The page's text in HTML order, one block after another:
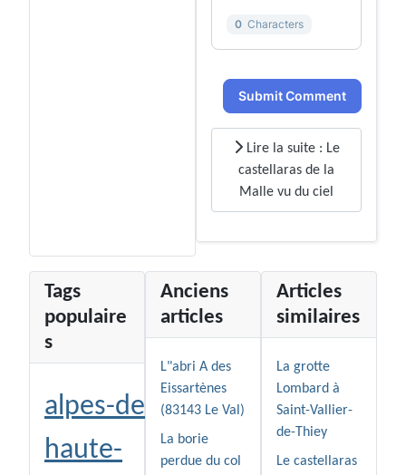
0 Characters
Submit Comment
Lire la suite : Le
castellaras de la
Malle vu du ciel
Tags
populaire
s
alpes-de-
haute-
Anciens
articles
L"abri A des
Eissartènes
(83143 Le Val)
La borie
perdue du col
Articles
similaires
La grotte
Lombard à
Saint-Vallier-
de-Thiey
Le castellaras